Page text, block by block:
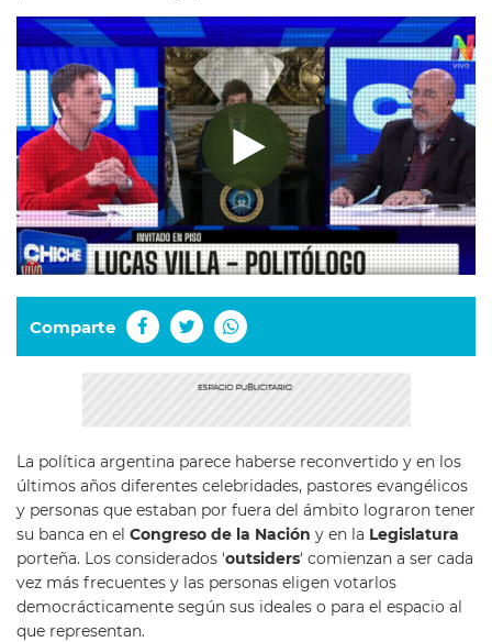
Comparte
La política argentina parece haberse reconvertido y en los
últimos años diferentes celebridades, pastores evangélicos
y personas que estaban por fuera del ámbito lograron tener
su banca en el Congreso de la Nación y en la Legislatura
porteña. Los considerados ‘outsiders‘ comienzan a ser cada
vez más frecuentes y las personas eligen votarlos
democrácticamente según sus ideales o para el espacio al
que representan.